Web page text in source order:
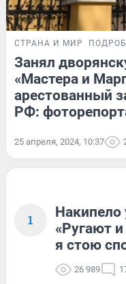
СТРАНА И МИР
Занял
«Мастера и
арестованный
РФ:
25 апреля, 2024, 10:37
1
Накипело
«Ругают
я стою
26 989